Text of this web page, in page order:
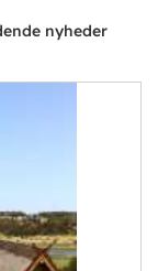
nyheder